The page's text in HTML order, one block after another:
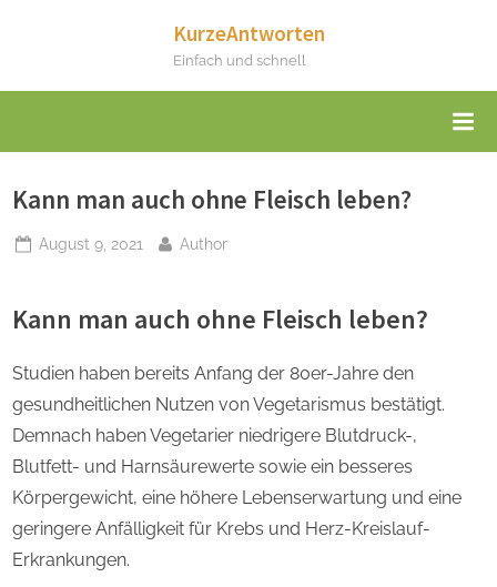
KurzeAntworten
Einfach und schnell
Kann man auch ohne Fleisch leben?
Posted
August 9, 2021 By
Author
Kann man auch ohne Fleisch leben?
Studien haben bereits Anfang der 80er-Jahre den
gesundheitlichen Nutzen von Vegetarismus bestätigt.
Demnach haben Vegetarier niedrigere Blutdruck-,
Blutfett- und Harnsäurewerte sowie ein besseres
Körpergewicht, eine höhere Lebenserwartung und eine
geringere Anfälligkeit für Krebs und Herz-Kreislauf-
Erkrankungen.